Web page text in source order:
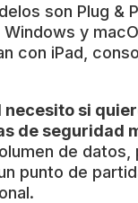
son Plug &
y
con iPad,
necesito si
de seguridad
de datos,
punto de